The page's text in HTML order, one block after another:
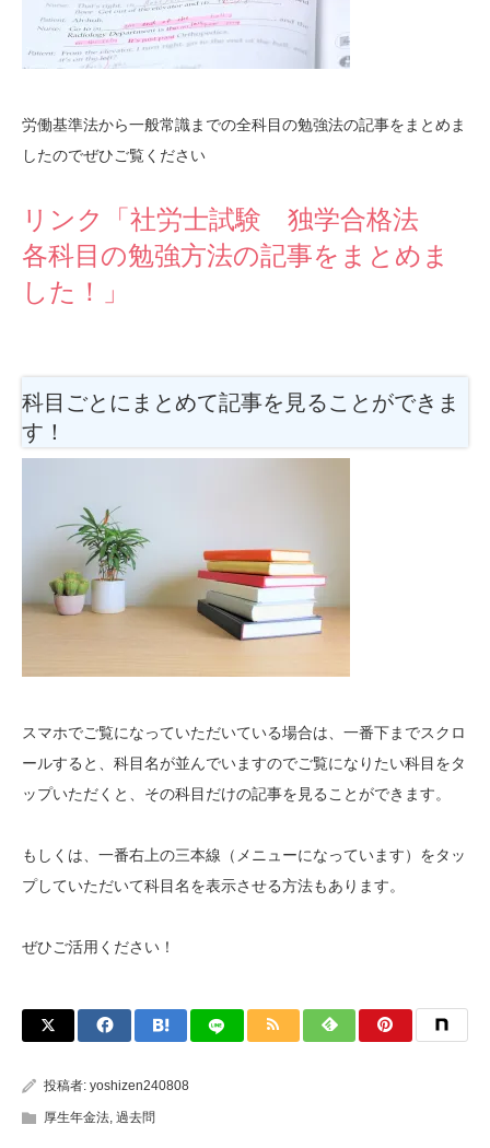
労働基準法から一般常識までの全科目の勉強法の記事をまとめま
したのでぜひご覧ください
リンク「社労士試験 独学合格法
各科目の勉強方法の記事をまとめま
した！」
科目ごとにまとめて記事を見ることができま
す！
スマホでご覧になっていただいている場合は、一番下までスクロ
ールすると、科目名が並んでいますのでご覧になりたい科目をタ
ップいただくと、その科目だけの記事を見ることができます。
もしくは、一番右上の三本線（メニューになっています）をタッ
プしていただいて科目名を表示させる方法もあります。
ぜひご活用ください！
投稿者: yoshizen240808
厚生年金法, 過去問